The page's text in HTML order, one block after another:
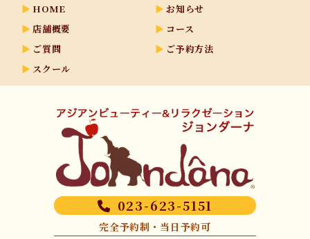
HOME
お知らせ
店舗概要
コース
ご質問
ご予約方法
スクール
023-623-5151
完全予約制・当日予約可